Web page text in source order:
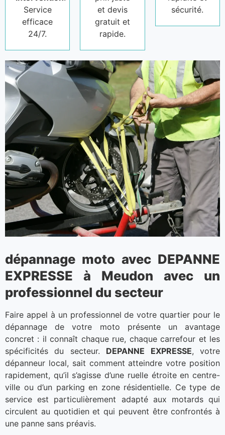
Service
efficace
24/7.
et devis
gratuit et
rapide.
sécurité.
dépannage moto avec DEPANNE
EXPRESSE à Meudon avec un
professionnel du secteur
Faire appel à un professionnel de votre quartier pour le
dépannage de votre moto présente un avantage
concret : il connaît chaque rue, chaque carrefour et les
spécificités du secteur. DEPANNE EXPRESSE, votre
dépanneur local, sait comment atteindre votre position
rapidement, qu’il s’agisse d’une ruelle étroite en centre-
ville ou d’un parking en zone résidentielle. Ce type de
service est particulièrement adapté aux motards qui
circulent au quotidien et qui peuvent être confrontés à
une panne sans préavis.